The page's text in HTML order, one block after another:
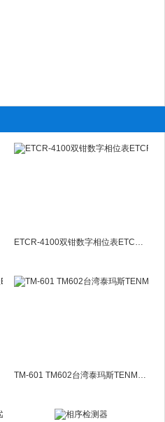
ETCR-4100双钳数字相位表ETCR4100
TM-601 TM602台湾泰玛斯TENMARS验相计/相序表TM601 TM602